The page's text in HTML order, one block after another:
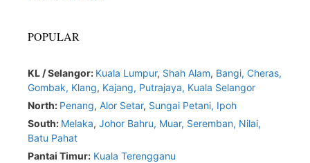
POPULAR
KL / Selangor: Kuala Lumpur, Shah Alam, Bangi, Cheras,
Gombak, Klang, Kajang, Putrajaya, Kuala Selangor
North: Penang, Alor Setar, Sungai Petani, Ipoh
South: Melaka, Johor Bahru, Muar, Seremban, Nilai,
Batu Pahat
Pantai Timur: Kuala Terengganu